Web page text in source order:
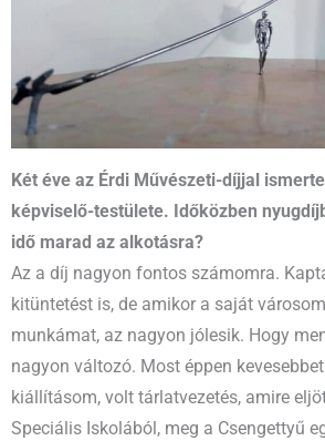
Két éve az Érdi Művészeti-díjjal
képviselő-testülete. Időközben
idő marad az alkotásra?
Az a díj nagyon fontos számomra.
kitüntetést is, de amikor a saját
munkámat, az nagyon jólesik. Hogy
nagyon változó. Most éppen
kiállításom, volt tárlatvezetés, amire
Speciális Iskolából, meg a Csengettyű